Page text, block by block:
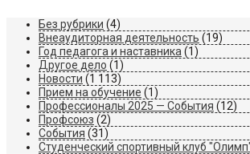
Без рубрики (4)
Внеаудиторная деятельность (19)
Год педагога и наставника (1)
Другое дело (1)
Новости (1 113)
Прием на обучение (1)
Профессионалы 2025 — События (12)
Профсоюз (2)
События (31)
Студенческий спортивный клуб